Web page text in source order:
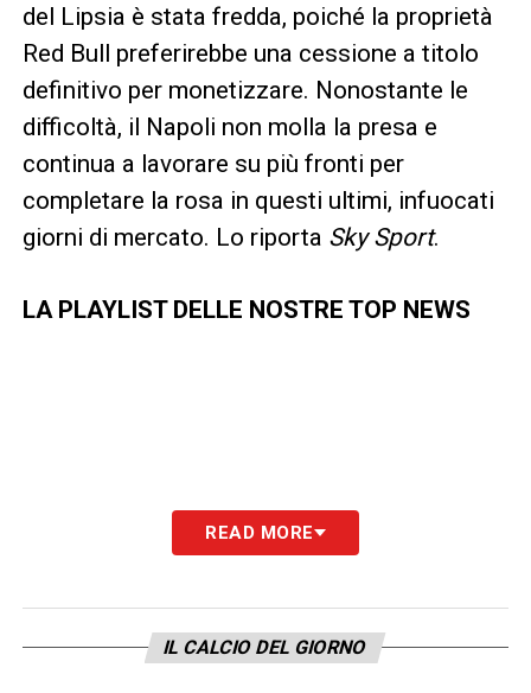
del Lipsia è stata fredda, poiché la proprietà
Red Bull preferirebbe una cessione a titolo
definitivo per monetizzare. Nonostante le
difficoltà, il Napoli non molla la presa e
continua a lavorare su più fronti per
completare la rosa in questi ultimi, infuocati
giorni di mercato. Lo riporta Sky Sport.
LA PLAYLIST DELLE NOSTRE TOP NEWS
READ MORE
IL CALCIO DEL GIORNO